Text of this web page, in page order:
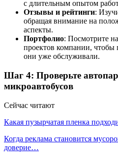
с длительным опытом
Отзывы и рейтинги:
обращая внимание на
аспекты.
Портфолио: Посмотрите
проектов компании, чтобы
они уже обслуживали.
Шаг 4: Проверьте
микроавтобусов
Сейчас читают
Какая пузырчатая пленка
Когда реклама становится
доверие…